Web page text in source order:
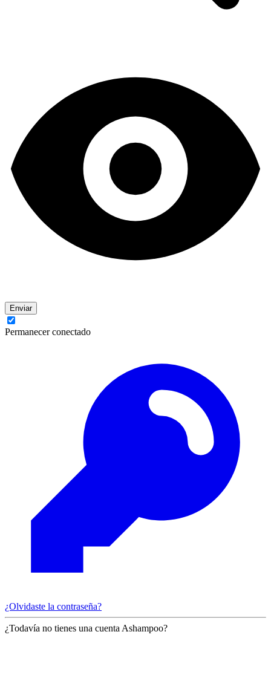
Enviar
Permanecer conectado
¿Olvidaste la contraseña?
¿Todavía no tienes una cuenta Ashampoo?